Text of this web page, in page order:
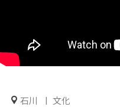
石川 文化